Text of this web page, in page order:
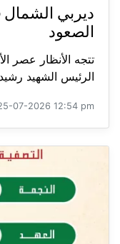
الصعود
تتجه الأنظار عصر
الرئيس الشهيد
07-2026 12:54 pm